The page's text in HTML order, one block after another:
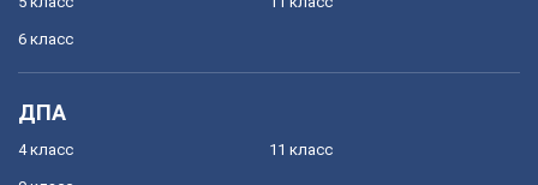
6 класс
ДПА
4 класс 11 класс